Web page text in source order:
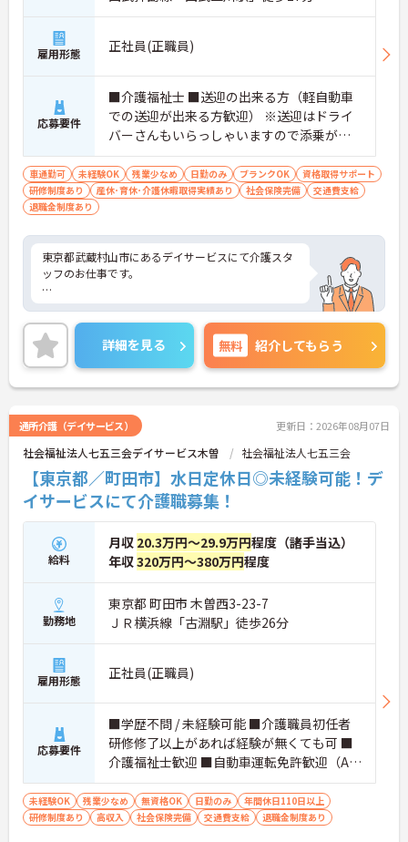
雇用形態 正社員(正職員)
応募要件
■介護福祉士 ■送迎の出来る方（軽自動車
での送迎が出来る方歓迎） ※送迎はドライ
バーさんもいらっしゃいますので添乗がで
きれば◯！ ■ブランク可
車通勤可 未経験OK 残業少なめ 日勤のみ ブランクOK
資格取得サポート
研修制度あり
産休･育休･介護休暇取得実績あり 社会保険完備
交通費支給
退職金制度あり
東京都武蔵村山市にあるデイサービスにて介護スタ
ッフのお仕事です。
駐車場が完備されていて、マイカー通勤が可能なた
め、通勤に便利です。
ご興味ある方には、面接対策ポイントなど、さらに
い！
武蔵村山市の地域に根付く特養グループホーム併設
のデイサービス
認知症対応型のデイサービスとなっており、お一人
お一人が充実したお時間を過ごせるよう様々なレク
リエーションのプログラムが組まれております。
ベテランの介護士さんが多く在籍しているため2ヶ
月のOJTにもしっかり対応しているから安心！
4階の屋上は運動会や外気浴としても活用されてお
り、広々とした空間で富士山も望めます！
詳細を見る 無料 紹介してもらう
通所介護（デイサービス） 更新日：2026年08月07日
社会福祉法人七五三会デイサービス木曽 社会福祉法人七五三会
【東京都／町田市】水日定休日◎未経験可能！デ
イサービスにて介護職募集！
給料
月収 20.3万円～29.9万円程度（諸手当込）
年収320万円～380万円程度
勤務地
東京都 町田市 木曽西3-23-7
ＪＲ横浜線「古淵駅」徒歩26分
雇用形態 正社員(正職員)
応募要件
■学歴不問 / 未経験可能 ■介護職員初任者
研修修了以上があれば経験が無くても可 ■
介護福祉士歓迎 ■自動車運転免許歓迎（AT
限定可）
未経験OK 残業少なめ 無資格OK 日勤のみ
年間休日110日以上
研修制度あり
高収入 社会保険完備 交通費支給 退職金制度あり